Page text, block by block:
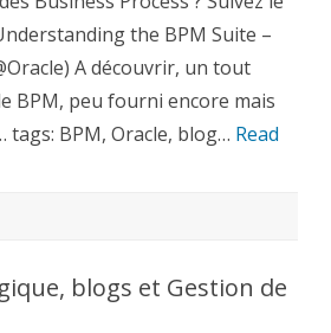
the BPM Suite –
A découvrir, un tout
BPM, peu fourni encore mais
BPM, Oracle, blog… Read
blogs et Gestion de